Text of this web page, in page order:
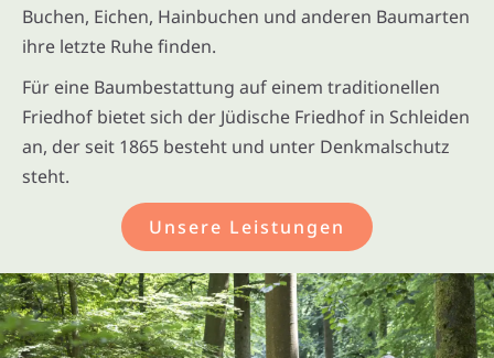
Buchen, Eichen, Hainbuchen und anderen Baumarten
ihre letzte Ruhe finden.
Für eine Baumbestattung auf einem traditionellen
Friedhof bietet sich der Jüdische Friedhof in Schleiden
an, der seit 1865 besteht und unter Denkmalschutz
steht.
Unsere Leistungen